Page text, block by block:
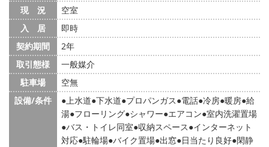
現 況
空室
入 居
即時
契約期間
2年
取引態様
一般媒介
駐車場
空無
設備/条件
上水道 下水道 プロパンガス 電話 冷房 暖房 給
湯 フローリング シャワー エアコン 室内洗濯置場
バス・トイレ同室 収納スペース インターネット
対応 駐輪場 バイク置場 出窓 日当たり良好 閑静